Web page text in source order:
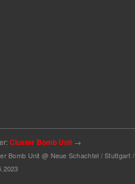
Cluster Bomb Unit →
Bomb Unit @ Neue Schachtel / Stuttgart /